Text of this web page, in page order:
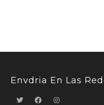
Envdria En Las